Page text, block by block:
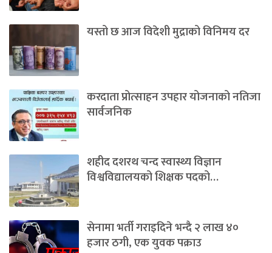
यस्तो छ आज विदेशी मुद्राको विनिमय दर
करदाता प्रोत्साहन उपहार योजनाको नतिजा
सार्वजनिक
शहीद दशरथ चन्द स्वास्थ्य विज्ञान
विश्वविद्यालयको शिक्षक पदको…
सेनामा भर्ती गराइदिने भन्दै २ लाख ४०
हजार ठगी, एक युवक पक्राउ